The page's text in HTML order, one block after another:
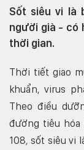
Sốt siêu vi là
người già - có
thời gian.
Thời tiết giao
khuẩn, virus
Theo điều
đường tiêu hóa
108, sốt siêu vi